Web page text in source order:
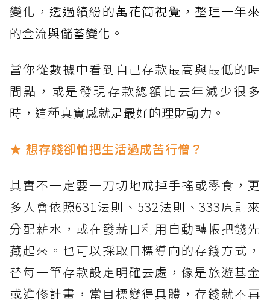
變化， 透過繽紛的萬花筒視覺，整理一年來
的金流與儲蓄變化。
當你從數據中看到自己存款最高與最低的時
間點，或是發現存款總額比去年減少很多
時，這種真實感就是最好的理財動力。
★ 想存錢卻怕把生活過成苦行僧？
其實不一定要一刀切地戒掉手搖或零食，更
多人會依照631法則、532法則、333原則來
分配薪水，或在發薪日利用自動轉帳把錢先
藏起來。也可以採取目標導向的存錢方式，
替每一筆存款設定明確去處，像是旅遊基金
或進修計畫，當目標變得具體，存錢就不再